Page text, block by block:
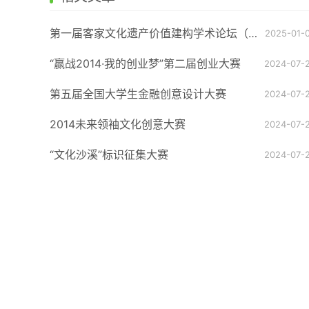
2025-01-
第一届客家文化遗产价值建构学术论坛（征稿启事)
2024-07-
“赢战2014·我的创业梦”第二届创业大赛
2024-07-
第五届全国大学生金融创意设计大赛
2024-07-
2014未来领袖文化创意大赛
2024-07-
“文化沙溪”标识征集大赛